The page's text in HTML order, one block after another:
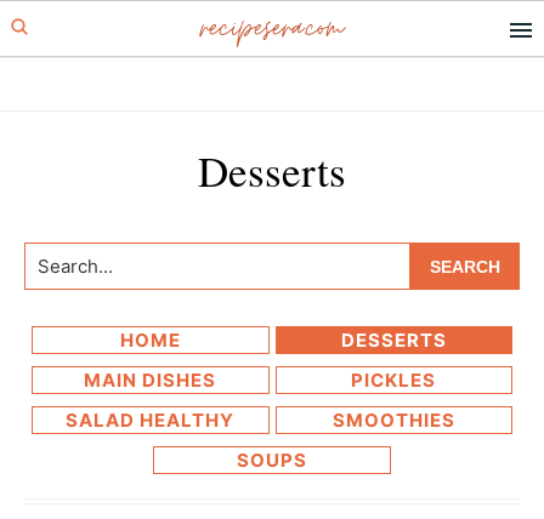
Skip
to
Skip
to
recipesera.com
Desserts
Search...
HOME
DESSERTS
MAIN DISHES
PICKLES
SALAD HEALTHY
SMOOTHIES
SOUPS